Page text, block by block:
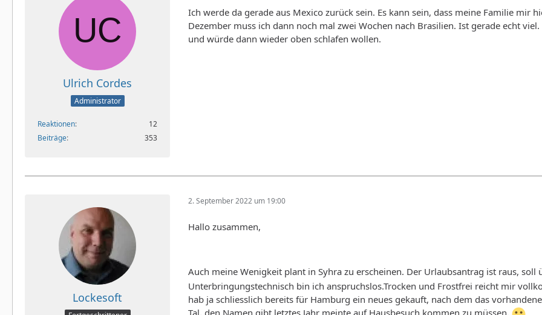
Ulrich Cordes
Administrator
Reaktionen
12
Beiträge
353
Ich werde da gerade aus Mexico zurück sein. Es kann sein, dass meine Familie mir
Dezember muss ich dann noch mal zwei Wochen nach Brasilien. Ist gerade echt
und würde dann wieder oben schlafen wollen.
Lockesoft
2. September 2022 um 19:00
Hallo zusammen,
Auch meine Wenigkeit plant in Syhra zu erscheinen. Der Urlaubsantrag ist raus,
Unterbringungstechnisch bin ich anspruchslos.Trocken und Frostfrei reicht mir
hab ja schliesslich bereits für Hamburg ein neues gekauft, nach dem das